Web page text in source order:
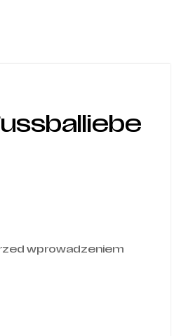
wprowadzeniem